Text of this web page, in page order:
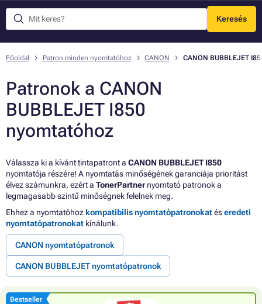
Keresés
Menü
Főoldal Patron minden nyomtatóhoz CANON CANON BUBBLEJET
Patronok a CANON
BUBBLEJET I850
nyomtatóhoz
Válassza ki a kívánt tintapatront a CANON BUBBLEJET I850
nyomtatója részére! A nyomtatás minőségének garanciája prioritást
élvez számunkra, ezért a TonerPartner nyomtató patronok a
legmagasabb szintű minőségnek felelnek meg.
Ehhez a nyomtatóhoz kompatibilis nyomtatópatronokatéseredeti
nyomtatópatronokat kínálunk.
CANON nyomtatópatronok
CANON BUBBLEJET nyomtatópatronok
Bestseller